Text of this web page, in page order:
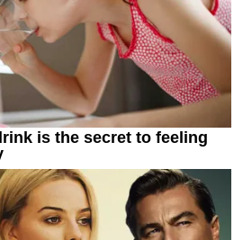
Чемпионата Мира
Лига
Лига
Таблицы групп
Лига
Лига
>>>
УЕФА
УЕФА